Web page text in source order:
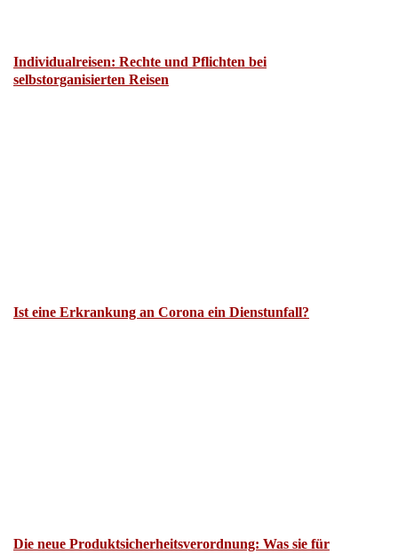
Individualreisen: Rechte und Pflichten bei
selbstorganisierten Reisen
Ist eine Erkrankung an Corona ein Dienstunfall?
Die neue Produktsicherheitsverordnung: Was sie für